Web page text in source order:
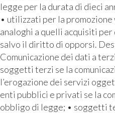
legge per la durata di dieci
• utilizzati per la
analoghi a quelli acquisiti
salvo il diritto di opporsi.
Comunicazione dei dati a
soggetti terzi se la
l’erogazione dei servizi
enti pubblici e privati se la
obbligo di legge; • soggetti